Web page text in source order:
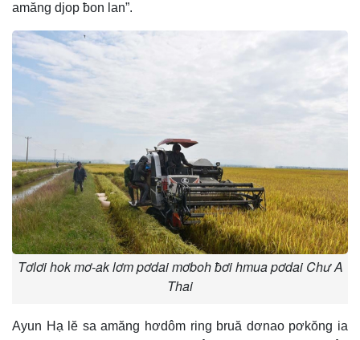
amăng djop ƀon lan”.
Tơlơi hok mơ-ak lơm pơdai mơboh ƀơi hmua pơdai Chư A
Thai
Ayun Hạ lĕ sa amăng hơdôm ring bruă dơnao pơkŏng ia